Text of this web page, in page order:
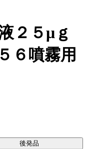
２５μｇ
６噴霧用
後発品